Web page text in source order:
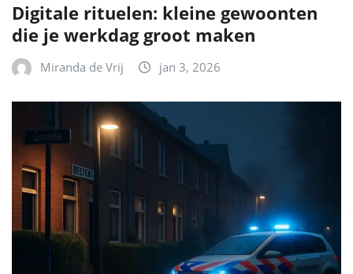
Digitale rituelen: kleine gewoonten
die je werkdag groot maken
Miranda de Vrij jan 3, 2026